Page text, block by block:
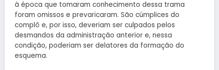
à época que tomaram conhecimento dessa trama
foram omissos e prevaricaram. São cúmplices do
complô e, por isso, deveriam ser culpados pelos
desmandos da administração anterior e, nessa
condição, poderiam ser delatores da formação do
esquema.